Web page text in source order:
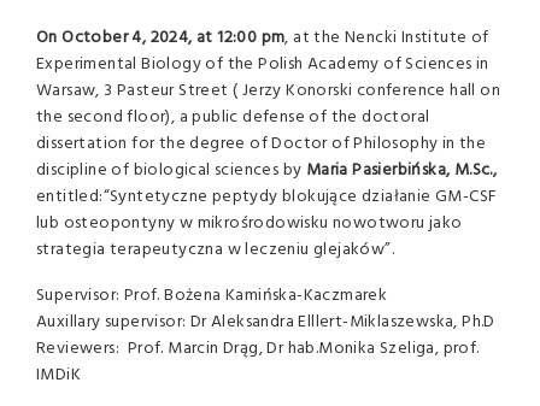
On October 4, 2024, at 12:00 pm, at the Nencki Institute of
Experimental Biology of the Polish Academy of Sciences in
Warsaw, 3 Pasteur Street ( Jerzy Konorski conference hall on
the second floor), a public defense of the doctoral
dissertation for the degree of Doctor of Philosophy in the
discipline of biological sciences by Maria Pasierbińska, M.Sc.,
entitled:“Syntetyczne peptydy blokujące działanie GM-CSF
lub osteopontyny w mikrośrodowisku nowotworu jako
strategia terapeutyczna w leczeniu glejaków”.
Supervisor: Prof. Bożena Kamińska-Kaczmarek
Auxillary supervisor: Dr Aleksandra Elllert-Miklaszewska, Ph.D
Reviewers: Prof. Marcin Drąg, Dr hab.Monika Szeliga, prof.
IMDiK